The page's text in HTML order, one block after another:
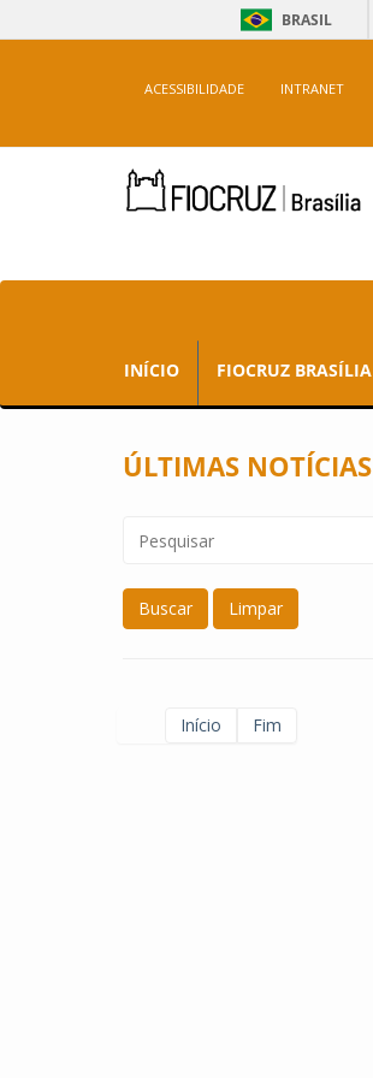
BRASIL
ACESSIBILIDADE INTRANET
INÍCIO FIOCRUZ BRASÍLIA
ÚLTIMAS NOTÍCIAS
Buscar Limpar
Início Fim